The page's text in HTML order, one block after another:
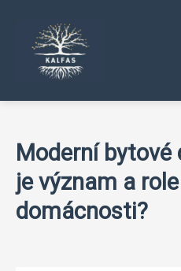
Moderní bytové
je význam a
domácnosti?